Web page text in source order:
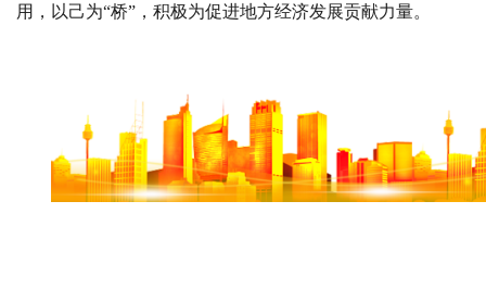
用，以己为“桥”，积极为促进地方经济发展贡献力量。